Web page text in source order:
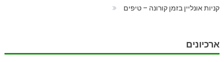
קניות אונליין בזמן קורונה – טיפים
ארכיונים